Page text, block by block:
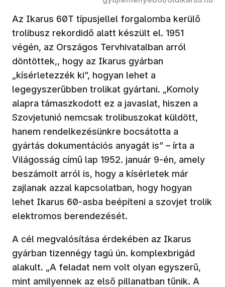
Az Ikarus 60T típusjellel forgalomba kerülő
trolibusz rekordidő alatt készült el. 1951
végén, az Országos Tervhivatalban arról
döntöttek,, hogy az Ikarus gyárban
„kísérletezzék ki”, hogyan lehet a
legegyszerűbben trolikat gyártani. „Komoly
alapra támaszkodott ez a javaslat, hiszen a
Szovjetunió nemcsak trolibuszokat küldött,
hanem rendelkezésünkre bocsátotta a
gyártás dokumentációs anyagát is” – írta a
Világosság című lap 1952. január 9-én, amely
beszámolt arról is, hogy a kísérletek már
zajlanak azzal kapcsolatban, hogy hogyan
lehet Ikarus 60-asba beépíteni a szovjet trolik
elektromos berendezését.
A cél megvalósítása érdekében az Ikarus
gyárban tizennégy tagú ún. komplexbrigád
alakult. „A feladat nem volt olyan egyszerű,
mint amilyennek az első pillanatban tűnik. A